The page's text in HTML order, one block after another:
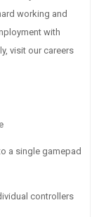
working and
with
visit our careers
a single gamepad
controllers